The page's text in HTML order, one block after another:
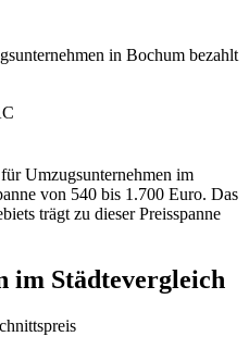
in Bochum bezahlt
Umzugsunternehmen im
von 540 bis 1.700 Euro. Das
trägt zu dieser Preisspanne
im Städtevergleich